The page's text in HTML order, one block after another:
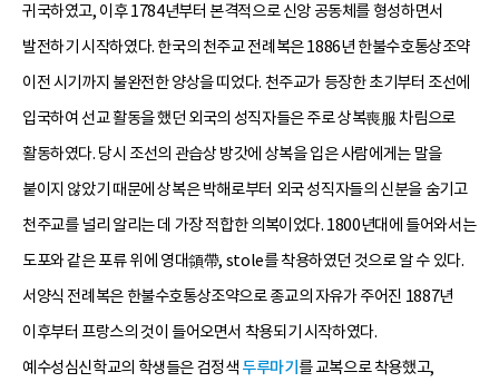
귀국하였고, 이후 1784년부터 본격적으로 신앙 공동체를 형성하면서
발전하기 시작하였다. 한국의 천주교 전례복은 1886년 한불수호통상조약
이전 시기까지 불완전한 양상을 띠었다. 천주교가 등장한 초기부터 조선에
입국하여 선교 활동을 했던 외국의 성직자들은 주로 상복喪服 차림으로
활동하였다. 당시 조선의 관습상 방갓에 상복을 입은 사람에게는 말을
붙이지 않았기 때문에 상복은 박해로부터 외국 성직자들의 신분을 숨기고
천주교를 널리 알리는 데 가장 적합한 의복이었다. 1800년대에 들어와서는
도포와 같은 포류 위에 영대領帶, stole를 착용하였던 것으로 알 수 있다.
서양식 전례복은 한불수호통상조약으로 종교의 자유가 주어진 1887년
이후부터 프랑스의 것이 들어오면서 착용되기 시작하였다.
예수성심신학교의 학생들은 검정색 두루마기 를 교복으로 착용했고,